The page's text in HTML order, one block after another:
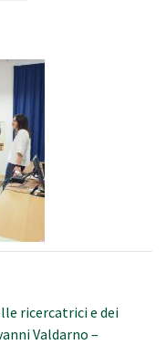
ricercatrici e dei
Valdarno –